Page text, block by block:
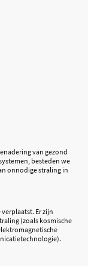
van gezond
besteden we
onnodige straling in
Er zijn
(zoals kosmische